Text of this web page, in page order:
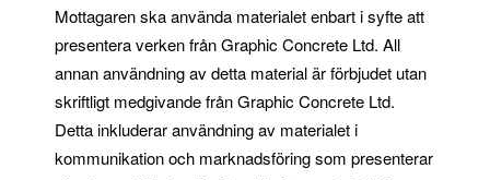
Mottagaren ska använda materialet enbart i syfte att
presentera verken från Graphic Concrete Ltd. All
annan användning av detta material är förbjudet utan
skriftligt medgivande från Graphic Concrete Ltd.
Detta inkluderar användning av materialet i
kommunikation och marknadsföring som presenterar